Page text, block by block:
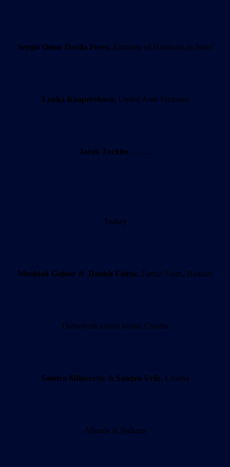
Sergio Omar Davila Perez, Embassy of Honduras in Israel
Lenka Knaperekova, United Arab Emirates
Jacob Tuckler, … …
Turkey
Mushtak Gafoor& Danish Fairoz, Farhat Tours, Bahrain
Dubrovnik tourist board, Croatia
Sandra Milovcevic & Sandra Urlic, Croatia
Albania & Balkans